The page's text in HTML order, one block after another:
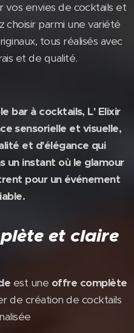
envies de cocktails et
choisir parmi une variété
tous réalisés avec
et de qualité.
bar à cocktails, L' Elixir
sensorielle et visuelle,
et d'élégance qui
un instant où le glamour
pour un événement
et claire
est une offre complète
de création de cocktails